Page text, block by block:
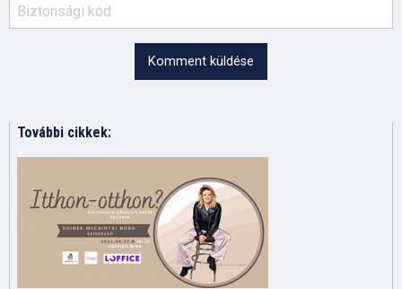
Komment küldése
További cikkek: